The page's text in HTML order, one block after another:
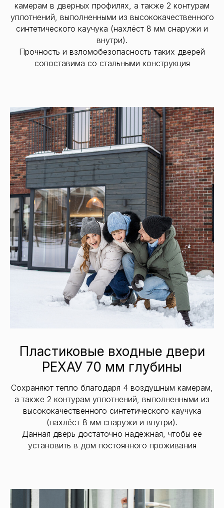
камерам в дверных профилях, а также 2 контурам
уплотнений, выполненными из высококачественного
синтетического каучука (нахлёст 8 мм снаружи и
внутри).
Прочность и взломобезопасность таких дверей
сопоставима со стальными конструкция
Пластиковые входные двери
РЕХАУ 70 мм глубины
Сохраняют тепло благодаря 4 воздушным камерам,
а также 2 контурам уплотнений, выполненными из
высококачественного синтетического каучука
(нахлёст 8 мм снаружи и внутри).
Данная дверь достаточно надежная, чтобы ее
установить в дом постоянного проживания